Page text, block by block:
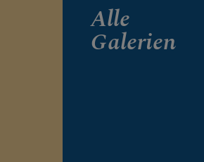
PFARRTEAM
Alle
Galerien